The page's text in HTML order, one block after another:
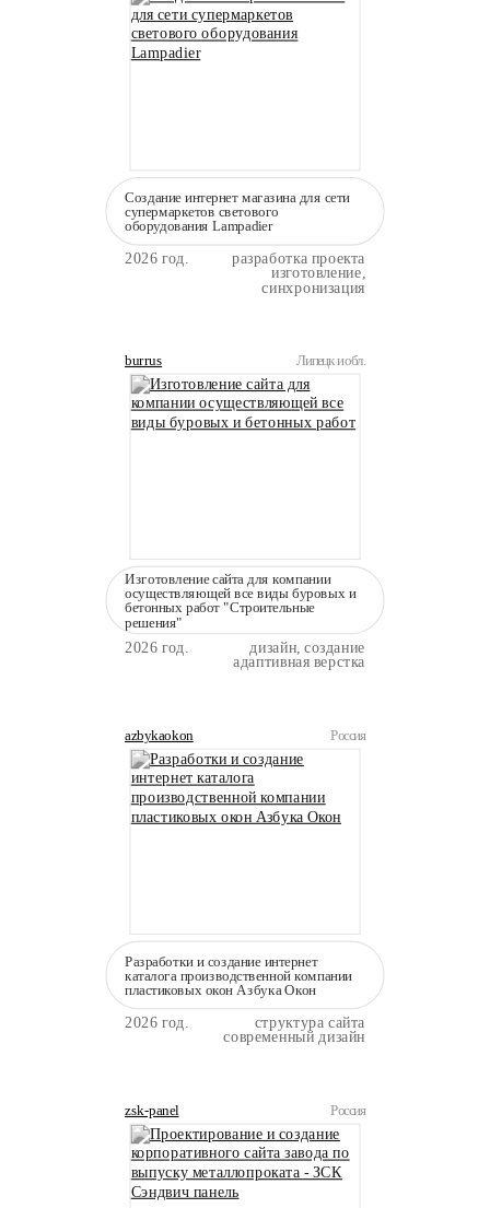
Создание интернет магазина для сети
супермаркетов светового
оборудования Lampadier
2026 год. разработка проекта
изготовление,
синхронизация
burrus Липецк и обл.
Изготовление сайта для компании
осуществляющей все виды буровых и
бетонных работ "Строительные
решения"
2026 год. дизайн, создание
адаптивная верстка
azbykaokon Россия
Разработки и создание интернет
каталога производственной компании
пластиковых окон Азбука Окон
2026 год. структура сайта
современный дизайн
zsk-panel Россия